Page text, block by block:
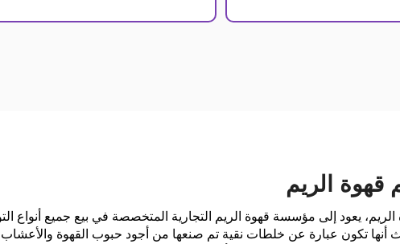
الريم
يعود إلى مؤسسة قهوة الريم التجارية المتخصصة في بيع جميع أنواع
أنها تكون عبارة عن خلطات نقية تم صنعها من أجود حبوب القهوة والأعشاب